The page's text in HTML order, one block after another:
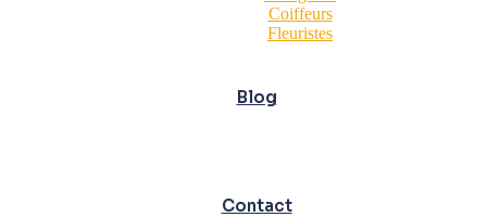
Coiffeurs
Fleuristes
Blog
Contact